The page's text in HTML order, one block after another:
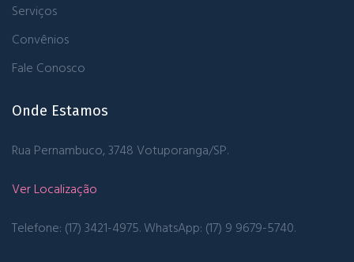
Serviços
Convênios
Fale Conosco
Onde Estamos
Rua Pernambuco, 3748 Votuporanga/SP.
Ver Localização
Telefone: (17) 3421-4975. WhatsApp: (17) 9 9679-5740.